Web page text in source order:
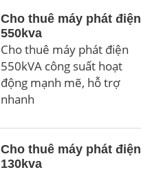
Cho thuê máy phát điện
550kva
Cho thuê máy phát điện
550kVA công suất hoạt
động mạnh mẽ, hỗ trợ
nhanh
Cho thuê máy phát điện
130kva